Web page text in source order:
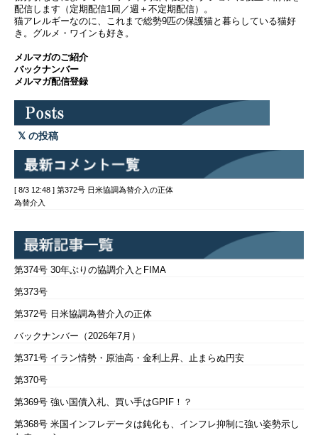
配信します（定期配信1回／週＋不定期配信）。
猫アレルギーなのに、これまで総勢9匹の保護猫と暮らしている猫好
き。グルメ・ワインも好き。
メルマガのご紹介
バックナンバー
メルマガ配信登録
の投稿
[ 8/3 12:48 ] 第372号 日米協調為替介入の正体
為替介入
第374号 30年ぶりの協調介入とFIMA
第373号
第372号 日米協調為替介入の正体
バックナンバー（2026年7月）
第371号 イラン情勢・原油高・金利上昇、止まらぬ円安
第370号
第369号 強い国債入札、買い手はGPIF！？
第368号 米国インフレデータは鈍化も、インフレ抑制に強い姿勢示し